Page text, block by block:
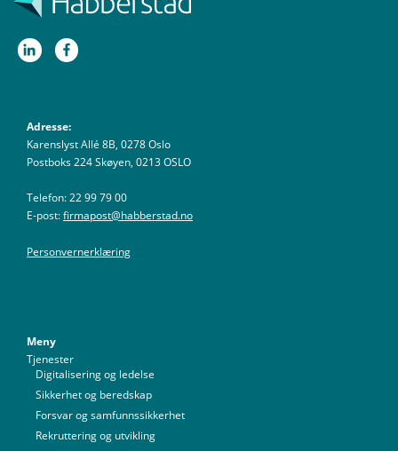
Adresse:
Karenslyst Allé 8B, 0278 Oslo
Postboks 224 Skøyen, 0213 OSLO
Telefon: 22 99 79 00
E-post:firmapost@habberstad.no
Personvernerklæring
Meny
Tjenester
Digitalisering og ledelse
Sikkerhet og beredskap
Forsvar og samfunnssikkerhet
Rekruttering og utvikling